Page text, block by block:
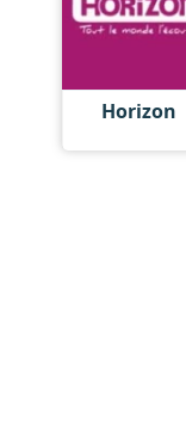
Horizon